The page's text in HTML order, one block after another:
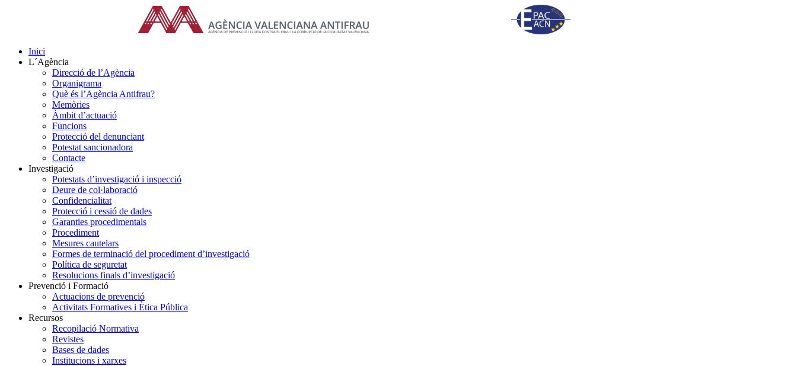
Inici
L´Agència
Direcció de l’Agència
Organigrama
Què és l’Agència Antifrau?
Memòries
Àmbit d’actuació
Funcions
Protecció del denunciant
Potestat sancionadora
Contacte
Investigació
Potestats d’investigació i inspecció
Deure de col·laboració
Confidencialitat
Protecció i cessió de dades
Garanties procedimentals
Procediment
Mesures cautelars
Formes de terminació del procediment d’investigació
Política de seguretat
Resolucions finals d’investigació
Prevenció i Formació
Actuacions de prevenció
Activitats Formatives i Ètica Pública
Recursos
Recopilació Normativa
Revistes
Bases de dades
Institucions i xarxes